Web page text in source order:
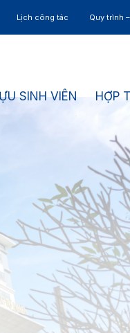
Lịch công tác Quy trình
SINH VIÊN HỢP